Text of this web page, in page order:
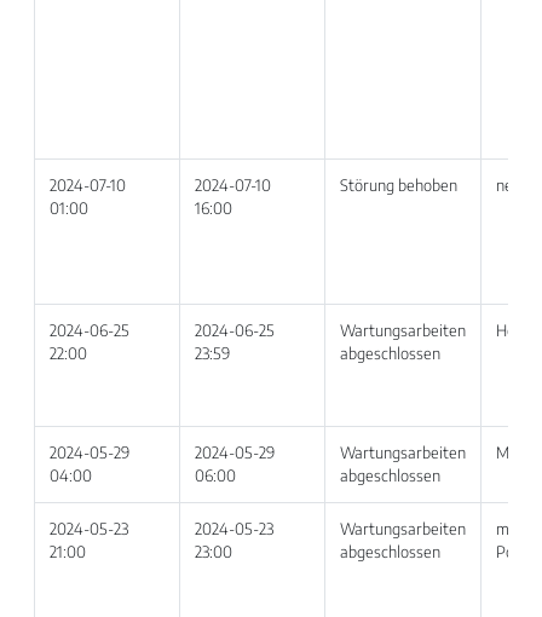
2024-07-10
01:00
2024-07-10
16:00
Störung behoben
2024-06-25
22:00
2024-06-25
23:59
Wartungsarbeiten
abgeschlossen
2024-05-29
04:00
2024-05-29
06:00
Wartungsarbeiten
abgeschlossen
MS
2024-05-23
21:00
2024-05-23
23:00
Wartungsarbeiten
abgeschlossen
my
Portal